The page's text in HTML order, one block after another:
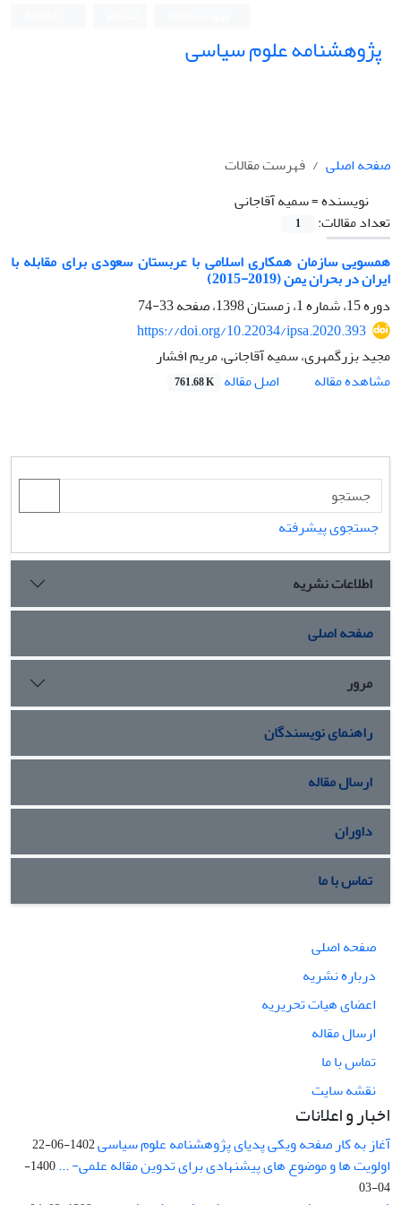
پژوهشنامه علوم سیاسی
صفحه اصلی
فهرست مقالات
نویسنده =سمیه آقاجانی
تعداد مقالات:
1
همسویی سازمان همکاری اسلامی با عربستان سعودی برای مقابله با
ایران در بحران یمن (2019-2015)
دوره 15، شماره 1، زمستان 1398، صفحه
33-74
https://doi.org/10.22034/ipsa.2020.393
مجید بزرگمهری، سمیه آقاجانی، مریم افشار
مشاهده مقاله
اصل مقاله 761.68 K
جستجوی پیشرفته
اطلاعات نشریه
صفحه اصلی
مرور
راهنمای نویسندگان
ارسال مقاله
داوران
تماس با ما
صفحه اصلی
درباره نشریه
اعضای هیات تحریریه
ارسال مقاله
تماس با ما
نقشه سایت
اخبار و اعلانات
آغاز به کار صفحه ویکی پدیای پژوهشنامه علوم سیاسی1402-06-22
اولویت ها و موضوع های پیشنهادی برای تدوین مقاله علمی- ...
1400-
04-03